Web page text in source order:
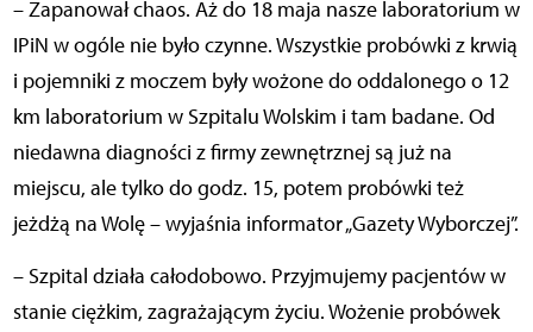
– Zapanował chaos. Aż do 18 maja nasze laboratorium w
IPiN w ogóle nie było czynne. Wszystkie probówki z krwią
i pojemniki z moczem były wożone do oddalonego o 12
km laboratorium w Szpitalu Wolskim i tam badane. Od
niedawna diagności z firmy zewnętrznej są już na
miejscu, ale tylko do godz. 15, potem probówki też
jeżdżą na Wolę – wyjaśnia informator „Gazety Wyborczej”.
– Szpital działa całodobowo. Przyjmujemy pacjentów w
stanie ciężkim, zagrażającym życiu. Wożenie probówek